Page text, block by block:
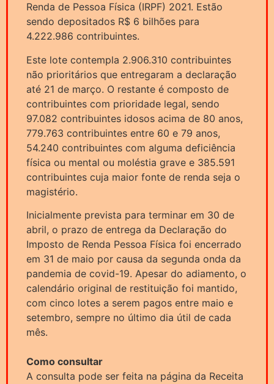
Renda de Pessoa Física (IRPF) 2021. Estão
sendo depositados R$ 6 bilhões para
4.222.986 contribuintes.
Este lote contempla 2.906.310 contribuintes
não prioritários que entregaram a declaração
até 21 de março. O restante é composto de
contribuintes com prioridade legal, sendo
97.082 contribuintes idosos acima de 80 anos,
779.763 contribuintes entre 60 e 79 anos,
54.240 contribuintes com alguma deficiência
física ou mental ou moléstia grave e 385.591
contribuintes cuja maior fonte de renda seja o
magistério.
Inicialmente prevista para terminar em 30 de
abril, o prazo de entrega da Declaração do
Imposto de Renda Pessoa Física foi encerrado
em 31 de maio por causa da segunda onda da
pandemia de covid-19. Apesar do adiamento, o
calendário original de restituição foi mantido,
com cinco lotes a serem pagos entre maio e
setembro, sempre no último dia útil de cada
mês.
Como consultar
A consulta pode ser feita na página da Receita